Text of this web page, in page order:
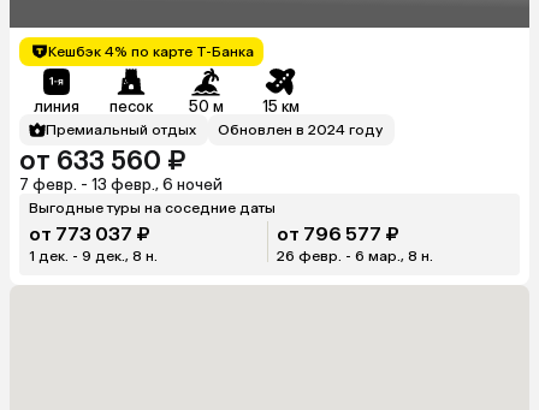
Кешбэк 4% по карте Т-Банка
линия песок 50 м 15 км
Премиальный отдых Обновлен в 2024 году
от 633 560 ₽
7 февр. - 13 февр., 6 ночей
Выгодные туры на соседние даты
от 773 037 ₽
1 дек. - 9 дек., 8 н.
от 796 577 ₽
26 февр. - 6 мар., 8 н.